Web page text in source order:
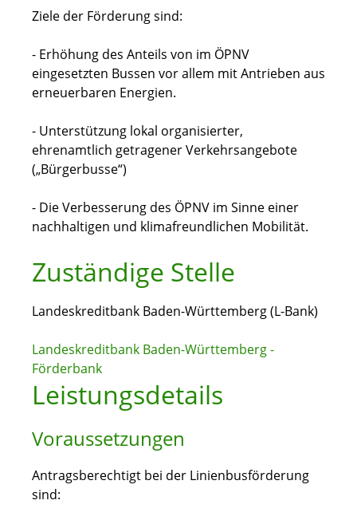
Ziele der Förderung sind:
- Erhöhung des Anteils von im ÖPNV
eingesetzten Bussen vor allem mit Antrieben aus
erneuerbaren Energien.
- Unterstützung lokal organisierter,
ehrenamtlich getragener Verkehrsangebote
(„Bürgerbusse“)
- Die Verbesserung des ÖPNV im Sinne einer
nachhaltigen und klimafreundlichen Mobilität.
Zuständige Stelle
Landeskreditbank Baden-Württemberg (L-Bank)
Landeskreditbank Baden-Württemberg -
Förderbank
Leistungsdetails
Voraussetzungen
Antragsberechtigt bei der Linienbusförderung
sind: